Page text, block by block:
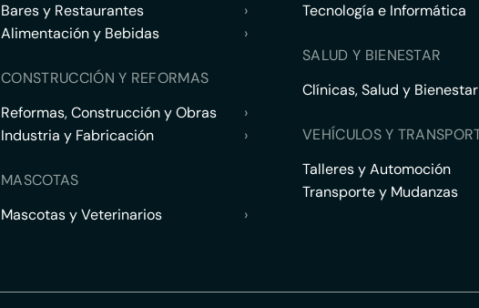
Bares y Restaurantes
›
Alimentación y Bebidas
›
CONSTRUCCIÓN Y REFORMAS
Reformas, Construcción y Obras
›
Industria y Fabricación
›
MASCOTAS
Mascotas y Veterinarios
›
Tecnología e Informática
SALUD Y BIENESTAR
Clínicas, Salud y Bienestar
VEHÍCULOS Y
Talleres y Automoción
Transporte y Mudanzas